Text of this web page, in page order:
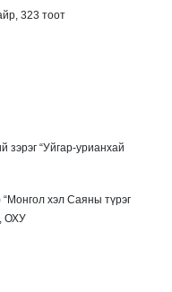
323 тоот
“Уйгар-урианхай
хэл Саяны түрэг
ОХУ